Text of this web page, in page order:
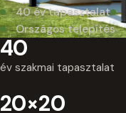
40 év tapasztalat
Országos telepítés
40
év szakmai tapasztalat
20×20